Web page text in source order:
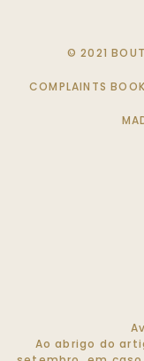
© 2021
COMPLAINTS BOOK
Ao abrigo do